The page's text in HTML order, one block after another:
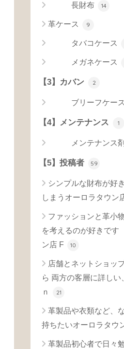
長財布 14
革ケース 9
タバコケース
メガネケース
【3】カバン 2
ブリーフケース
【4】メンテナンス 1
メンテナンス剤
【5】投稿者 59
シンプルな財布が好
しまうオーロラタウン
ファッションと革小
を考えるのが好き
ン店 F
10
店舗とネットショッ
ら 両方の客層に詳し
ｎ
21
革製品や衣類など、
持ちたいオーロラタウ
革製品初心者で日々